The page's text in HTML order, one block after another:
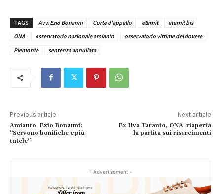
TAGS Avv. Ezio Bonanni Corte d'appello eternit
eternit bis
ONA
osservatorio nazionale amianto
osservatorio vittime del dovere
Piemonte
sentenza annullata
Previous article
Amianto, Ezio Bonanni:
“Servono bonifiche e più
tutele”
Next article
Ex Ilva Taranto, ONA: riaperta
la partita sui risarcimenti
- Advertisement -